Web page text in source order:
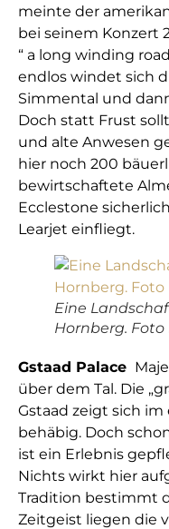
meinte der
bei seinem Konzert
“ a long winding
endlos windet sich
Simmental und
Doch statt Frust
und alte Anwesen
hier noch 200
bewirtschaftete
Ecclestone
Learjet einfliegt.
Eine
Hornberg. Foto
Gstaad Palace
über dem Tal. Die
Gstaad zeigt sich
behäbig. Doch
ist ein Erlebnis
Nichts wirkt hier
Tradition bestimmt
Zeitgeist liegen die